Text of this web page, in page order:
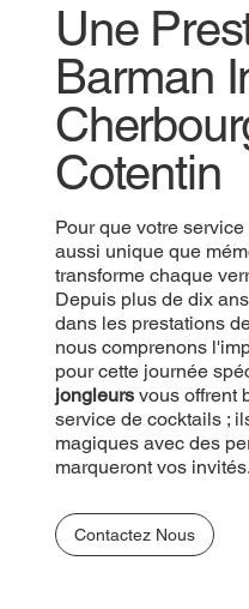
Une
Barman
Cotentin
Pour que votre
unique que
chaque verre en une
dix ans, nous
prestations de bar
comprenons
cette journée
vous offrent bien plus
cocktails ; ils créent
des performances
invités.
Contactez Nous
Une
Barman
Cotentin
Pour que votre service
aussi unique que
transforme chaque
Depuis plus de dix
dans les prestations
nous comprenons
pour cette journée
jongleursvous offrent
service de cocktails ;
magiques avec des
marqueront vos invités.
Contactez Nous